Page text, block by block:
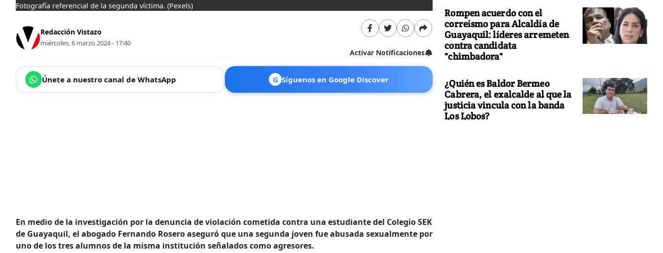
Fotografía referencial de la segunda víctima. (Pexels)
Redacción Vistazo
miércoles, 6 marzo 2024 - 17:40
Activar Notificaciones
Únete a nuestro canal de WhatsApp G Síguenos en Google Discover
En medio de la investigación por la denuncia de violación cometida contra una estudiante del Colegio SEK
de Guayaquil, el abogado Fernando Rosero aseguró que una segunda joven fue abusada sexualmente por
uno de los tres alumnos de la misma institución señalados como agresores.
Rompen acuerdo con el
correísmo para Alcaldía de
Guayaquil: líderes arremeten
contra candidata
"chimbadora"
¿Quién es Baldor Bermeo
Cabrera, el exalcalde al que la
justicia vincula con la banda
Los Lobos?